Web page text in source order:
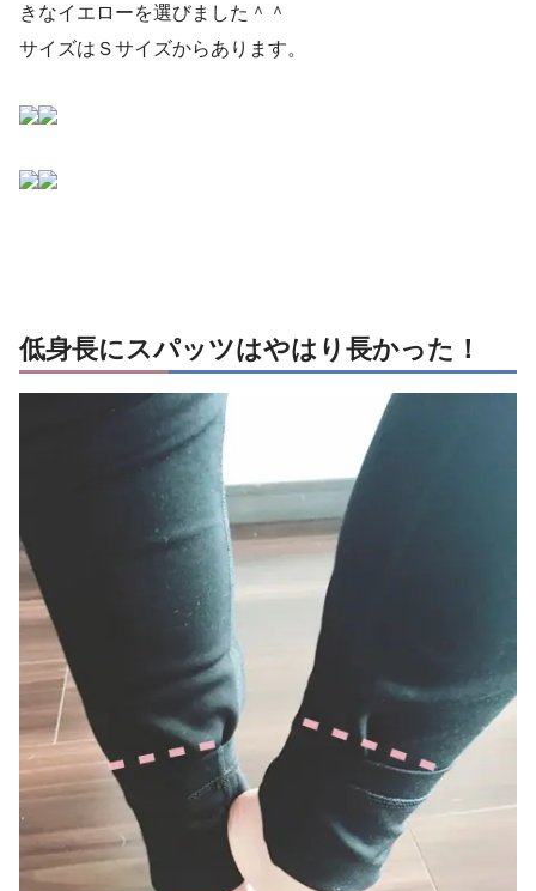
きなイエローを選びました＾＾
サイズはＳサイズからあります。
低身長にスパッツはやはり長かった！